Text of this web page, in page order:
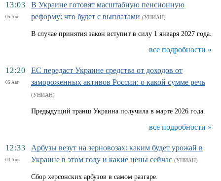
13:03
05 Авг
В Украине готовят масштабную пенсионную
реформу: что будет с выплатами (УНИАН)
В случае принятия закон вступит в силу 1 января 2027 года.
все подробности »
12:20
05 Авг
ЕС передаст Украине средства от доходов от
замороженных активов России: о какой сумме речь
(УНИАН)
Предыдущий транш Украина получила в марте 2026 года.
все подробности »
12:33
04 Авг
Арбузы везут на зерновозах: каким будет урожай в
Украине в этом году и какие цены сейчас (УНИАН)
Сбор херсонских арбузов в самом разгаре.